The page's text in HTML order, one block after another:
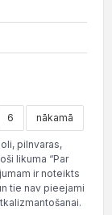
6 nākamā
pilnvaras,
likuma “Par
ir noteikts
tie nav pieejami